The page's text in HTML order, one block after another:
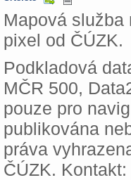
Mapová
pixel od ČÚZK.
Podkladová
MČR 500,
pouze pro
publikována
práva
ČÚZK.